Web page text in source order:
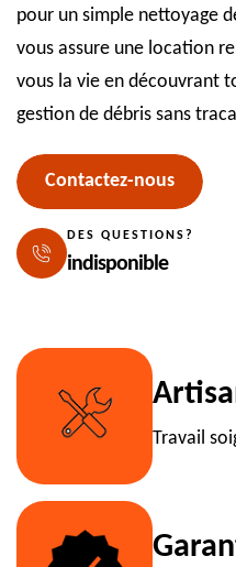
pour un simple nettoyage
vous assure une location
vous la vie en découvrant
gestion de débris sans
Contactez-nous
DES QUESTIONS?
indisponible
Travail